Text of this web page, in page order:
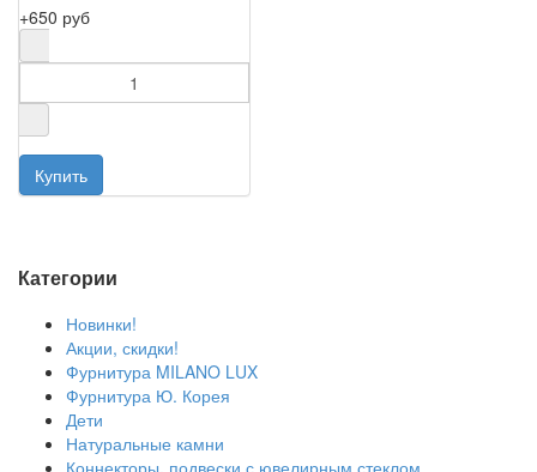
+650 руб
Категории
Новинки!
Акции, скидки!
Фурнитура MILANO LUX
Фурнитура Ю. Корея
Дети
Натуральные камни
Коннекторы, подвески с ювелирным стеклом